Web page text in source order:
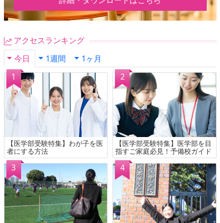
アクセスランキング
今日
1週間 1ヶ月
【医学部受験特集】わが子を医
者にする方法
【医学部受験特集】医学部を目
指すご家庭必見！予備校ガイド